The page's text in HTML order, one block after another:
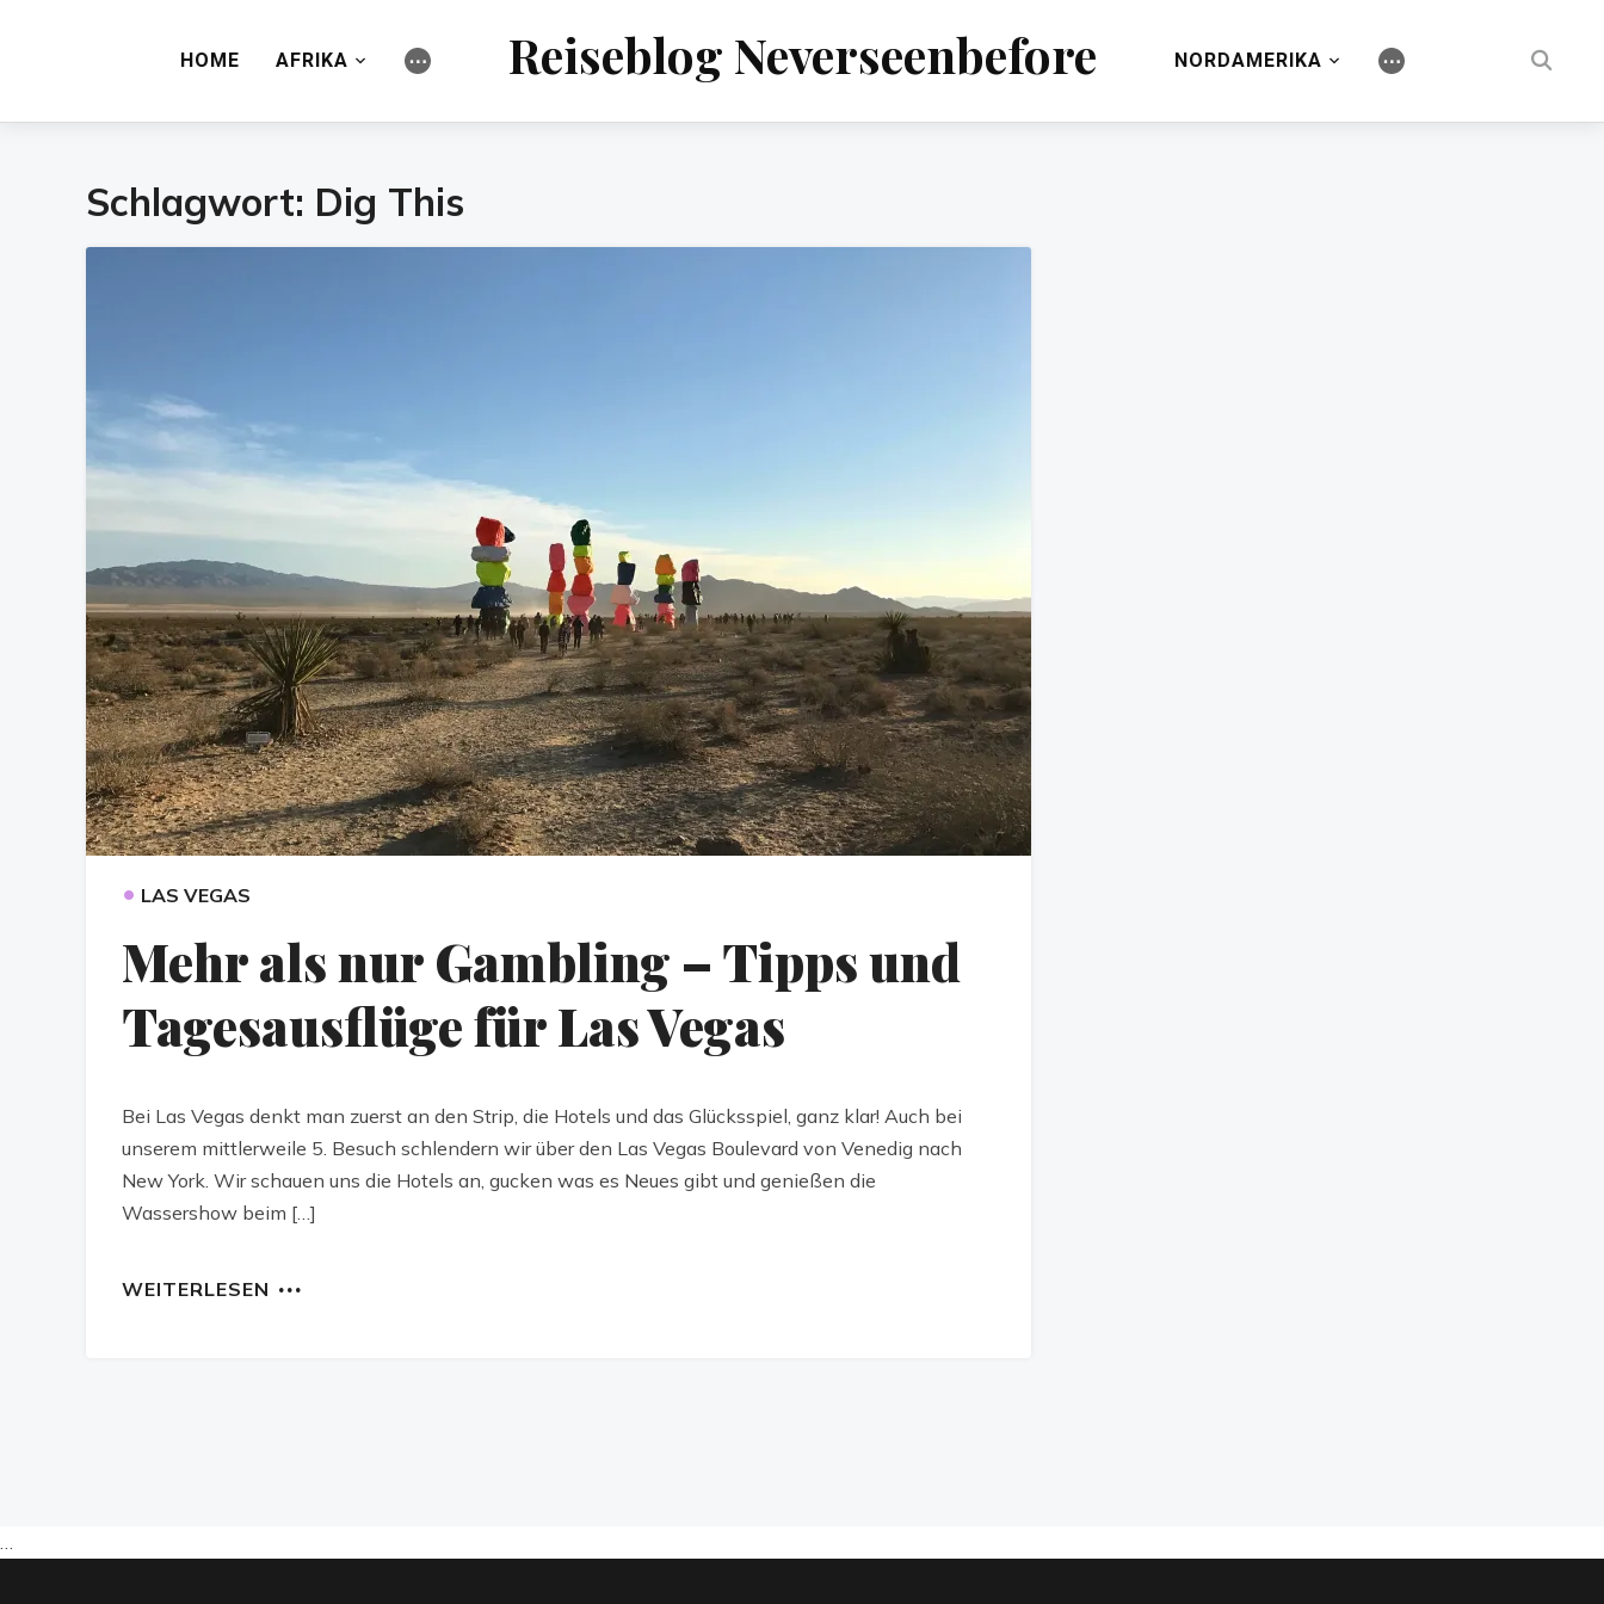
HOME AFRIKA ⋯ Reiseblog Neverseenbefore NORDAMERIKA ⋯
Schlagwort: Dig This
• LAS VEGAS
Mehr als nur Gambling – Tipps und
Tagesausflüge für Las Vegas
Bei Las Vegas denkt man zuerst an den Strip, die Hotels und das Glücksspiel, ganz klar! Auch bei
unserem mittlerweile 5. Besuch schlendern wir über den Las Vegas Boulevard von Venedig nach
New York. Wir schauen uns die Hotels an, gucken was es Neues gibt und genießen die
Wassershow beim […]
WEITERLESEN
…